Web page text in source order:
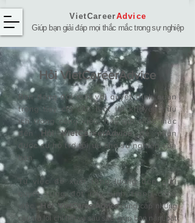
VietCareerAdvice
Giúp bạn giải đáp mọi thắc mắc trong sự nghiệp
Hỏi ​VietCareerAdvice
Bạn đang đối mặt với quyết định quan
trọng hay chỉ cần một lời khuyên hữu
ích trong công việc, hãy gửi thắc mắc
đếnHỏi VietCareerAdviceđể nhận
được sự hỗ trợ tối ưu cho sự nghiệp của
bạn.
Từ việc đề xuất tăng lương đến giải
quyết xung đột nảy sinh trong công
việc, HỏiVietCareerAdvicecung cấp những
câu trả lời chi tiết và sâu sắc, giúp bạn nắm bắt